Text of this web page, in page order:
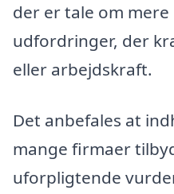
der er tale om mere
udfordringer, der
eller arbejdskraft.
Det anbefales at
mange firmaer
uforpligtende